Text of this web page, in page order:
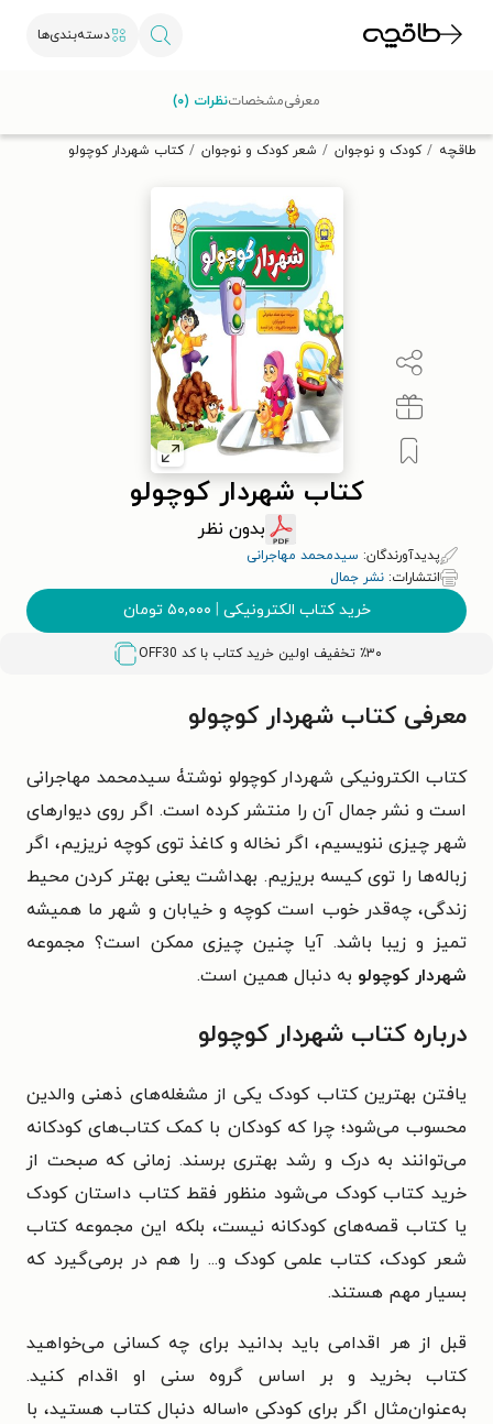
دسته‌بندی‌ها
تخفیف از طاقچه دریافت کن.
طاقچه کودک و نوجوان شعر کودک و نوجوان کتاب شهردار کوچولو
کتاب شهردار کوچولو
بدون نظر
پدیدآورندگان: سیدمحمد مهاجرانی
انتشارات: نشر جمال
خرید کتاب الکترونیکی | ۵۰,۰۰۰ تومان
٪۳۰ تخفیف اولین خرید کتاب با کد OFF30
معرفیمشخصاتنظرات (۰)
معرفی کتاب شهردار کوچولو
کتاب الکترونیکی شهردار کوچولو نوشتۀ سیدمحمد مهاجرانی
است و نشر جمال آن را منتشر کرده است. اگر روی دیوارهای
شهر چیزی ننویسیم، اگر نخاله و کاغذ توی کوچه نریزیم، اگر
زباله‌ها را توی کیسه بریزیم. بهداشت یعنی بهتر کردن محیط
زندگی، چه‌قدر خوب است کوچه و خیابان و شهر ما همیشه
تمیز و زیبا باشد. آیا چنین چیزی ممکن است؟ مجموعه
شهردار کوچولو به دنبال همین است.
درباره کتاب شهردار کوچولو
یافتن بهترین کتاب کودک یکی از مشغله‌های ذهنی والدین
محسوب می‌شود؛ چرا که کودکان با کمک کتاب‌های کودکانه
می‌توانند به درک و رشد بهتری برسند. زمانی که صبحت از
خرید کتاب کودک می‌شود منظور فقط کتاب داستان کودک
یا کتاب قصه‌های کودکانه نیست، بلکه این مجموعه کتاب
شعر کودک، کتاب علمی کودک و... را هم در برمی‌گیرد که
بسیار مهم هستند.
قبل از هر اقدامی باید بدانید برای چه کسانی می‌خواهید
کتاب بخرید و بر اساس گروه سنی او اقدام کنید.
به‌عنوان‌مثال اگر برای کودکی ۱۰ساله دنبال کتاب هستید، با